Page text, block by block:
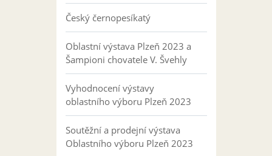
Český černopesíkatý
Oblastní výstava Plzeň 2023 a
Šampioni chovatele V. Švehly
Vyhodnocení výstavy
oblastního výboru Plzeň 2023
Soutěžní a prodejní výstava
Oblastního výboru Plzeň 2023